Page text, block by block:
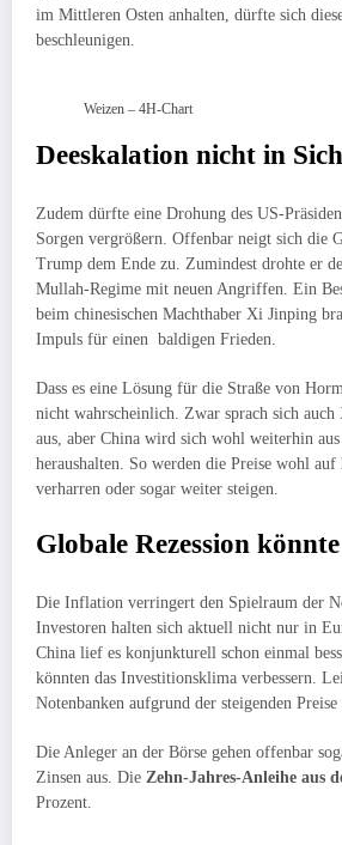
im Mittleren Osten anhalten, dürfte sich
beschleunigen.
Weizen – 4H-Chart
Deeskalation nicht in
Zudem dürfte eine Drohung des US-
Sorgen vergrößern. Offenbar neigt sich die
Trump dem Ende zu. Zumindest drohte er
Mullah-Regime mit neuen Angriffen. Ein
beim chinesischen Machthaber Xi Jinping
Impuls für einen baldigen Frieden.
Dass es eine Lösung für die Straße von
nicht wahrscheinlich. Zwar sprach sich
aus, aber China wird sich wohl weiterhin
heraushalten. So werden die Preise wohl auf
verharren oder sogar weiter steigen.
Globale Rezession
Die Inflation verringert den Spielraum der
Investoren halten sich aktuell nicht nur in
China lief es konjunkturell schon einmal
könnten das Investitionsklima verbessern.
Notenbanken aufgrund der steigenden Preise
Die Anleger an der Börse gehen offenbar
Zinsen aus. Die Zehn-Jahres-Anleihe aus
Prozent.